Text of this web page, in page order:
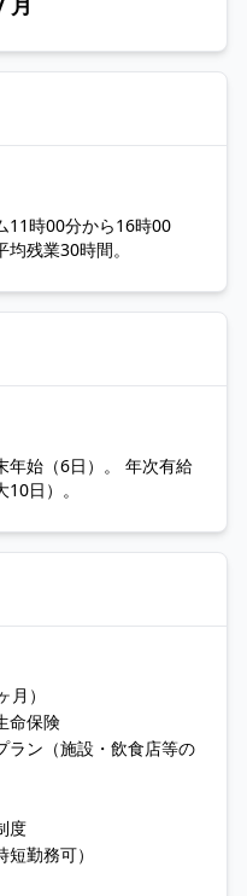
11時00分から16時00
残業30時間。
年始（6日）。 年次有給
日）。
）
命保険
ラン（施設・飲食店等の
度
勤務可）